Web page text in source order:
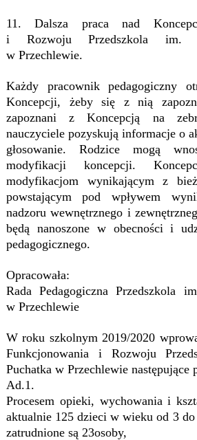
11. Dalsza praca nad
i Rozwoju Przedszkola im.
w Przechlewie.
Każdy pracownik pedagogiczny
Koncepcji, żeby się z nią
zapoznani z Koncepcją na
nauczyciele pozyskują informacje o
głosowanie. Rodzice mogą
modyfikacji koncepcji.
modyfikacjom wynikającym z
powstającym pod wpływem
nadzoru wewnętrznego i
będą nanoszone w obecności i
pedagogicznego.
Opracowała:
Rada Pedagogiczna Przedszkola
w Przechlewie
W roku szkolnym 2019/2020
Funkcjonowania i Rozwoju
Puchatka w Przechlewie następujące
Ad.1.
Procesem opieki, wychowania i
aktualnie 125 dzieci w wieku od 3
zatrudnione są 23osoby,